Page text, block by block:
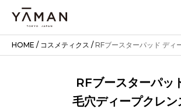
HOME / コスメティクス / RFブースターパッド ディ
RFブースターパッ
毛穴ディープクレン